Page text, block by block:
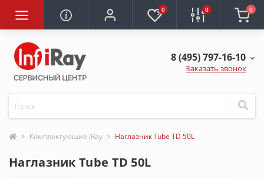
0 0 0
8 (495) 797-16-10
Заказать звонок
Комплектующие iRay Наглазник Tube TD 50L
Наглазник Tube TD 50L